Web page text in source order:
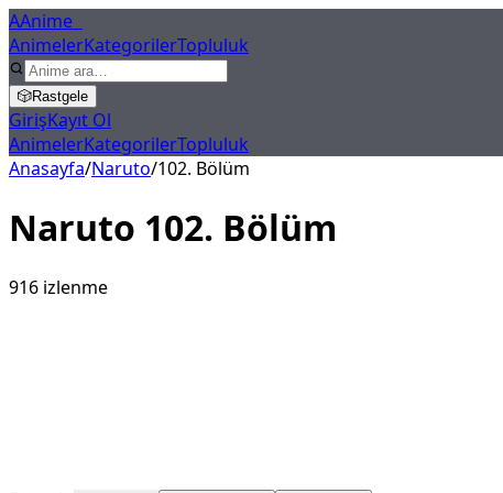
AAnime
AnimelerKategorilerTopluluk
🎲Rastgele
GirişKayıt Ol
AnimelerKategorilerTopluluk
Anasayfa/Naruto/102. Bölüm
Naruto 102. Bölüm
916 izlenme